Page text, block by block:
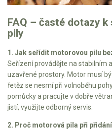
FAQ – časté dotazy
pily
1. Jak seřídit motorovou pilu
Seřízení provádějte na stabilním
uzavřené prostory. Motor musí
řetěz se nesmí při volnoběhu
pomůcky a pracujte v dobře
jistí, využijte odborný servis.
2. Proč motorová pila při